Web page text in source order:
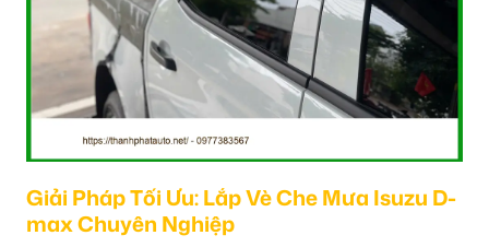
Giải Pháp Tối Ưu: Lắp Vè Che Mưa Isuzu D-
max Chuyên Nghiệp